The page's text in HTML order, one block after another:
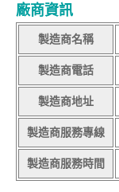
廠商資訊
製造商名稱
製造商電話
製造商地址
製造商服務專線
製造商服務時間